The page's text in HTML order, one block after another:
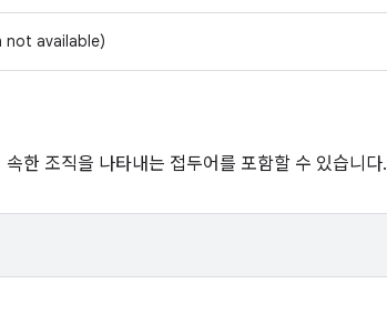
not available)
한 조직을 나타내는 접두어를 포함할 수 있습니다.